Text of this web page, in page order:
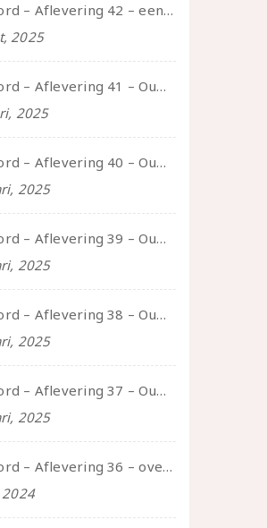
Ongehoord – Aflevering 42 – een gesprek met marijn over seksueel opbloeien, het ouderschap uitvinden en verschillende leeftijden in je mee dragen
2025
Ongehoord – Aflevering 41 – Ouwelui, een gesprek met Marcelle over polyamorie op latere leeftijd, (mantel)zorg voor je partners en seksueel plezier.
2025
Ongehoord – Aflevering 40 – Ouwelui, een gesprek met Sadie Lune over vormende relaties en de geschiedenis van de queer pornobeweging
2025
Ongehoord – Aflevering 39 – Ouwelui, een gesprek met Pepijn en Ivo over hun regenbooggezin, eigenzinnig ouder worden en Cruise Control
2025
Ongehoord – Aflevering 38 – Ouwelui, een gesprek met vreer over behoefte aan geborgenheid en het behouden van je idealen
2025
Ongehoord – Aflevering 37 – Ouwelui, een gesprek met non over seksualiteit, transitie en ageism
2025
Ongehoord – Aflevering 36 – over transformative justice – in gesprek met Ella en carson